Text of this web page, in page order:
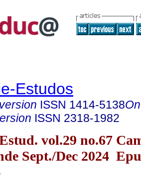
Estudos
ISSN 1414-5138
ISSN 2318-1982
vol.29 no.67
Sept./Dec 2024